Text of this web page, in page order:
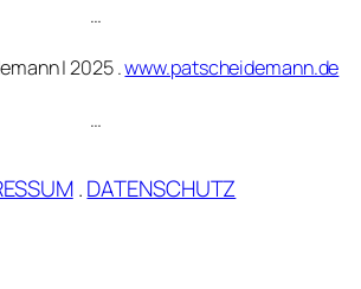
…
| 2025 .www.patscheidemann.de
…
.DATENSCHUTZ